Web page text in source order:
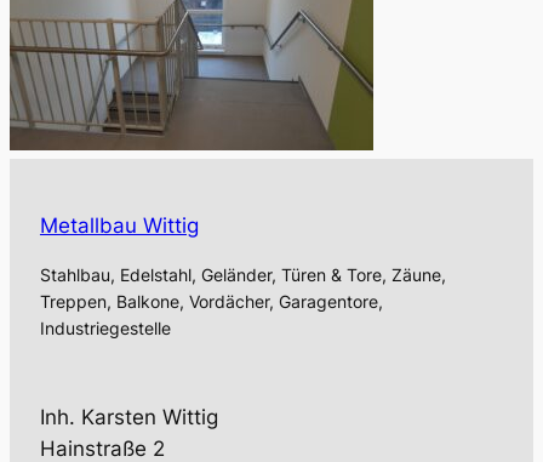
Metallbau Wittig
Stahlbau, Edelstahl, Geländer, Türen & Tore, Zäune,
Treppen, Balkone, Vordächer, Garagentore,
Industriegestelle
Inh. Karsten Wittig
Hainstraße 2